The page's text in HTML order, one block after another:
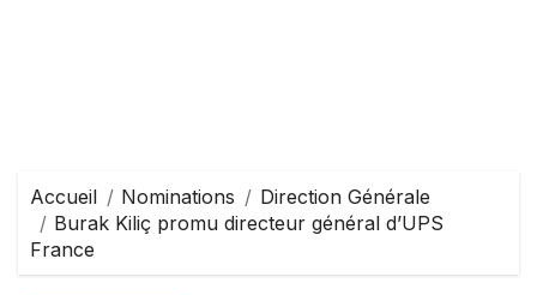
Accueil Nominations
Direction Générale
Burak Kiliç promu directeur général d’UPS
France